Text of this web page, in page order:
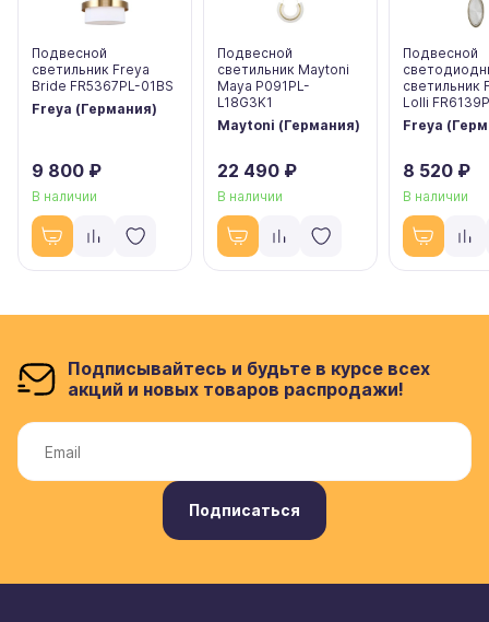
Подвесной
светильник Freya
Bride FR5367PL-01BS
Freya (Германия)
9 800 ₽
В наличии
Подвесной
светильник Maytoni
Maya P091PL-
L18G3K1
Maytoni (Германия)
22 490 ₽
В наличии
Подвесной
светильник
Lolli
Freya
8 520 ₽
В наличии
Подписывайтесь и будьте в курсе всех
акций и новых товаров распродажи!
Подписаться